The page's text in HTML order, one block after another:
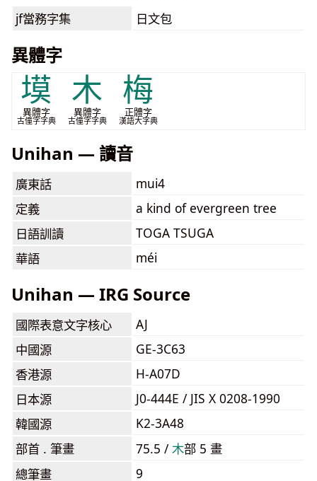
jf當務字集 日文包
異體字
塻
異體字
古僮字字典
木
異體字
古僮字字典
梅
正體字
漢語大字典
Unihan — 讀音
廣東話
mui4
定義
a kind of evergreen tree
日語訓讀
TOGA TSUGA
華語
méi
Unihan — IRG Source
國際表意文字核心
AJ
中國源
GE-3C63
香港源
H-A07D
日本源
J0-444E / JIS X 0208-1990
韓國源
K2-3A48
部首 . 筆畫
75.5 /⽊部 5 畫
總筆畫
9